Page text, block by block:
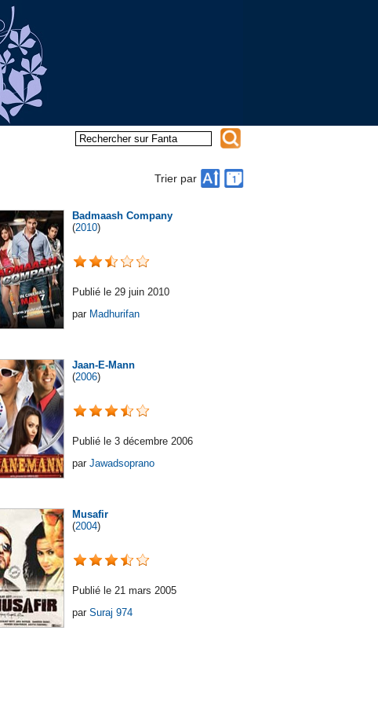
Trier par
Badmaash Company
(2010)
Publié le 29 juin 2010
par Madhurifan
Jaan-E-Mann
(2006)
Publié le 3 décembre 2006
par Jawadsoprano
Musafir
(2004)
Publié le 21 mars 2005
par Suraj 974